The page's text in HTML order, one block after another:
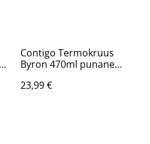
Contigo Termokruus
Byron 470ml punane
23,99 €